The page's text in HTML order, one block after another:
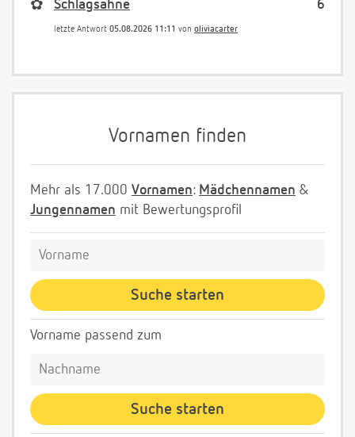
6
✿ Schlagsahne
letzte Antwort 05.08.2026 11:11 von oliviacarter
Vornamen finden
Mehr als 17.000 Vornamen: Mädchennamen &
Jungennamen mit Bewertungsprofil
Vorname passend zum